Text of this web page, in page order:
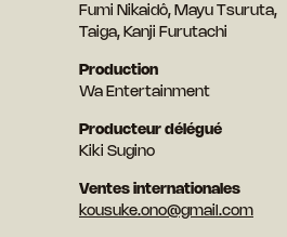
Fumi Nikaidô, Mayu Tsuruta,
Taiga, Kanji Furutachi
Production
Wa Entertainment
Producteur délégué
Kiki Sugino
Ventes internationales
kousuke.ono@gmail.com